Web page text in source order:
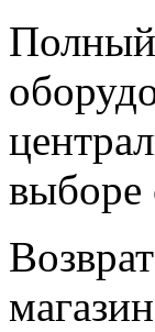
Полный
выборе